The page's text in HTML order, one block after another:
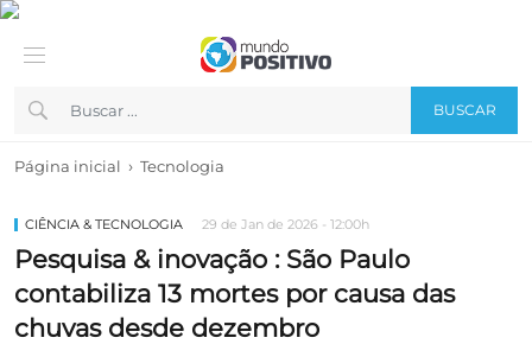
BUSCAR
Página inicial › Tecnologia
CIÊNCIA & TECNOLOGIA 29 de Jan de 2026 - 12:00h
Pesquisa & inovação : São Paulo
contabiliza 13 mortes por causa das
chuvas desde dezembro